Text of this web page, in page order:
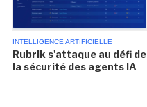
INTELLIGENCE ARTIFICIELLE
Rubrik s'attaque au défi de
la sécurité des agents IA